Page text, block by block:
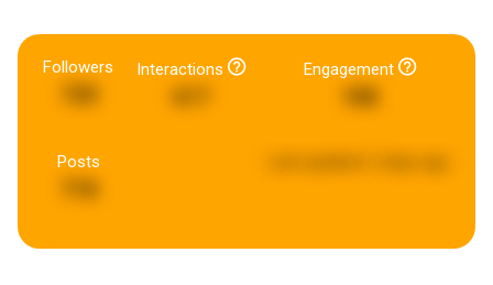
Followers Interactions Engagement
188
Posts